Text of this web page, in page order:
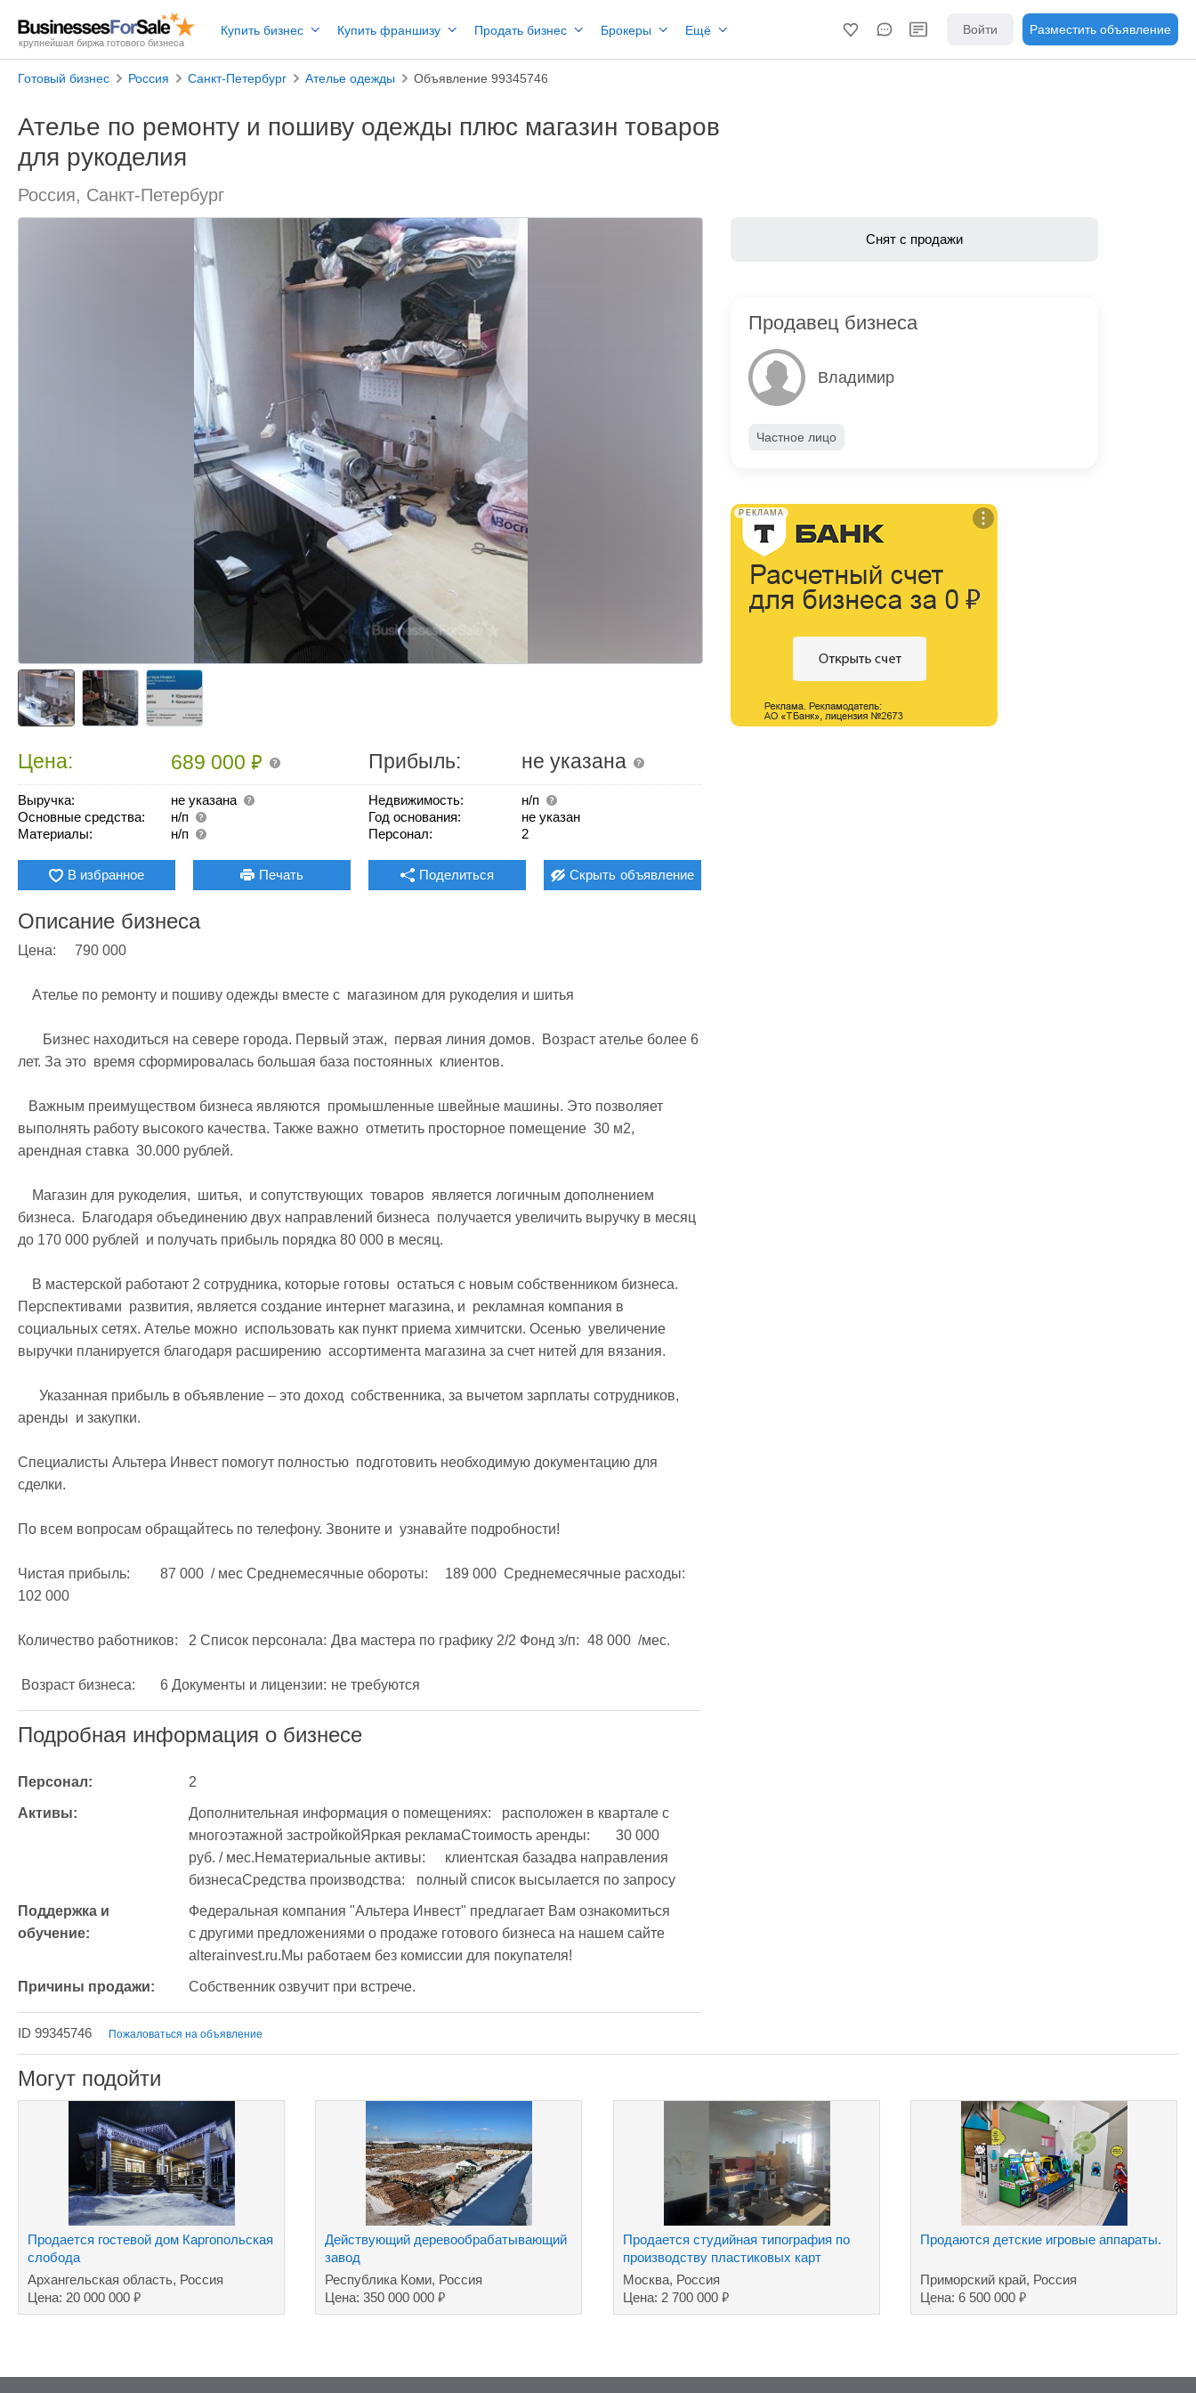
крупнейшая биржа готового бизнеса
Купить бизнес Купить франшизу Продать бизнес Брокеры Ещё Войти Разместить объявление
Готовый бизнес Россия Санкт-Петербург Ателье одежды Объявление 99345746
Ателье по ремонту и пошиву одежды плюс магазин товаров
для рукоделия
Россия, Санкт-Петербург
Цена: 689 000₽ Прибыль: не указана
Выручка:
не указана
Основные средства:
н/п
Материалы:
н/п
Недвижимость:
н/п
Год основания:
не указан
Персонал:
2
В избранное Печать Поделиться Скрыть объявление
Описание бизнеса
Цена: 	790 000
лет. За это  время сформировалась большая база постоянных  клиентов.
выполнять работу высокого качества. Также важно  отметить просторное помещение  30 м2,
арендная ставка  30.000 рублей.
бизнеса.  Благодаря объединению двух направлений бизнеса  получается увеличить выручку в месяц
до 170 000 рублей  и получать прибыль порядка 80 000 в месяц.
Перспективами  развития, является создание интернет магазина, и  рекламная компания в
социальных сетях. Ателье можно  использовать как пункт приема химчитски. Осенью  увеличение
выручки планируется благодаря расширению  ассортимента магазина за счет нитей для вязания.
аренды  и закупки.
Специалисты Альтера Инвест помогут полностью  подготовить необходимую документацию для
сделки.
По всем вопросам обращайтесь по телефону. Звоните и  узнавайте подробности!
Чистая прибыль: 	87 000  / мес Среднемесячные обороты:	189 000  Среднемесячные расходы:
102 000
Количество работников:	2 Список персонала:	Два мастера по графику 2/2 Фонд з/п:	48 000  /мес.
Возраст бизнеса:	6 Документы и лицензии:	не требуются
Подробная информация о бизнесе
Персонал: 2
Активы:
Дополнительная информация о помещениях:	расположен в квартале с
многоэтажной застройкойЯркая рекламаСтоимость аренды:	30 000
руб. / мес.Нематериальные активы:	клиентская базадва направления
бизнесаСредства производства:	полный список высылается по запросу
Поддержка и
обучение:
Федеральная компания "Альтера Инвест" предлагает Вам ознакомиться
с другими предложениями о продаже готового бизнеса на нашем сайте
alterainvest.ru.Мы работаем без комиссии для покупателя!
Причины продажи: Собственник озвучит при встрече.
Снят с продажи
Продавец бизнеса
Владимир
Частное лицо
РЕКЛАМА
ID 99345746 Пожаловаться на объявление
Могут подойти
Продается гостевой дом Каргопольская
слобода
Архангельская область, Россия
Цена: 20 000 000 ₽
Действующий деревообрабатывающий
завод
Республика Коми, Россия
Цена: 350 000 000₽
Продается студийная типография по
производству пластиковых карт
Москва, Россия
Цена: 2 700 000 ₽
Продаются детские игровые аппараты.
Приморский край, Россия
Цена: 6 500 000₽